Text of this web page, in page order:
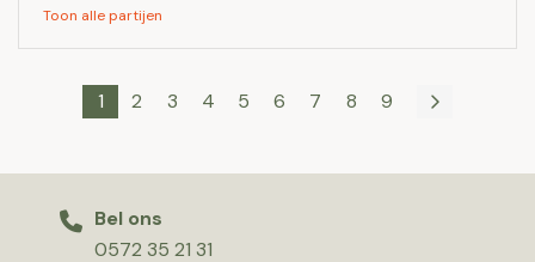
Toon alle partijen
1 2 3 4 5 6 7 8 9
Bel ons
0572 35 21 31